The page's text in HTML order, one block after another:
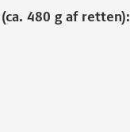
480 g af retten):